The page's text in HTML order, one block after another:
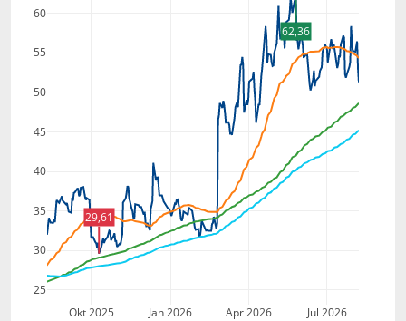
Okt 2025 Jan 2026 Apr 2026 Jul 2026
25
30
35
40
45
50
55
60
62,36
29,61